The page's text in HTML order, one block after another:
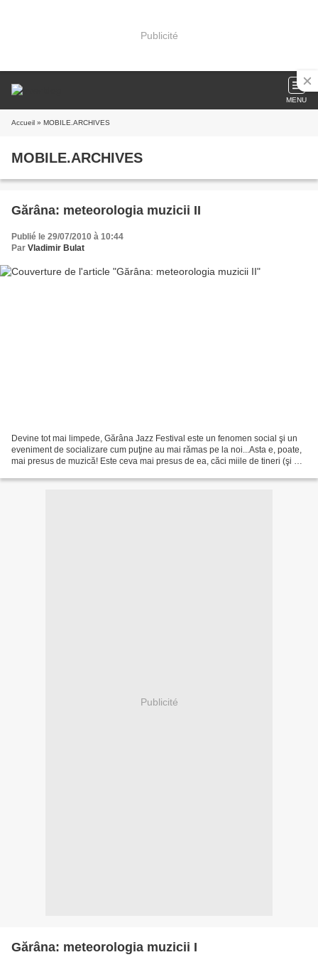
Publicité
MENU
Accueil » MOBILE.ARCHIVES
MOBILE.ARCHIVES
Gărâna: meteorologia muzicii II
Publié le 29/07/2010 à 10:44
Par Vladimir Bulat
Devine tot mai limpede, Gărâna Jazz Festival este un fenomen social şi un
eveniment de socializare cum puţine au mai rămas pe la noi...Asta e, poate,
mai presus de muzică! Este ceva mai presus de ea, căci miile de tineri (şi nu
Publicité
Gărâna: meteorologia muzicii I